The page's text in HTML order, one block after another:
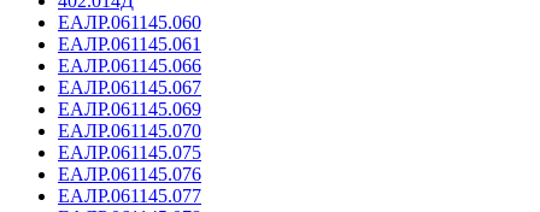
ЕАЛР.061145.060
ЕАЛР.061145.061
ЕАЛР.061145.066
ЕАЛР.061145.067
ЕАЛР.061145.069
ЕАЛР.061145.070
ЕАЛР.061145.075
ЕАЛР.061145.076
ЕАЛР.061145.077